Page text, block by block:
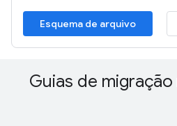
Esquema de arquivo
Guias de